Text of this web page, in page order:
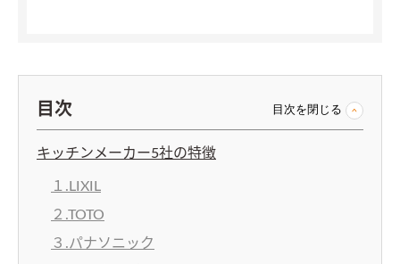
目次 目次を閉じる
キッチンメーカー5社の特徴
１.LIXIL
２.TOTO
３.パナソニック